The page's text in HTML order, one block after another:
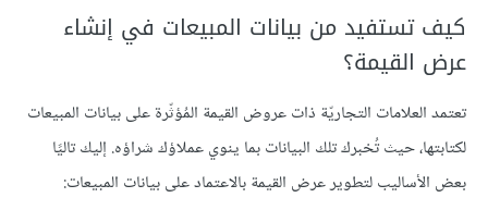
كيف تستفيد من بيانات المبيعات في إنشاء
عرض القيمة؟
تعتمد العلامات التجاريّة ذات عروض القيمة المُؤثّرة على بيانات المبيعات
لكتابتها، حيث تُخبرك تلك البيانات بما ينوي عملاؤك شراؤه. إليك تاليًا
بعض الأساليب لتطوير عرض القيمة بالاعتماد على بيانات المبيعات: